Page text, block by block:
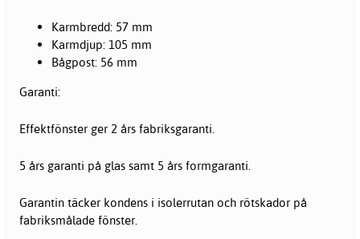
Karmbredd: 57 mm
Karmdjup: 105 mm
Bågpost: 56 mm
Garanti:
Effektfönster ger 2 års fabriksgaranti.
5 års garanti på glas samt 5 års formgaranti.
Garantin täcker kondens i isolerrutan och rötskador på
fabriksmålade fönster.